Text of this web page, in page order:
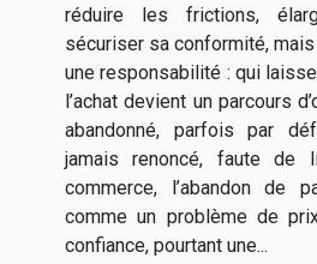
réduire les frictions,
sécuriser sa conformité,
une responsabilité : qui
l’achat devient un parcours
abandonné, parfois par
jamais renoncé, faute de
commerce, l’abandon de
comme un problème de
confiance, pourtant une...